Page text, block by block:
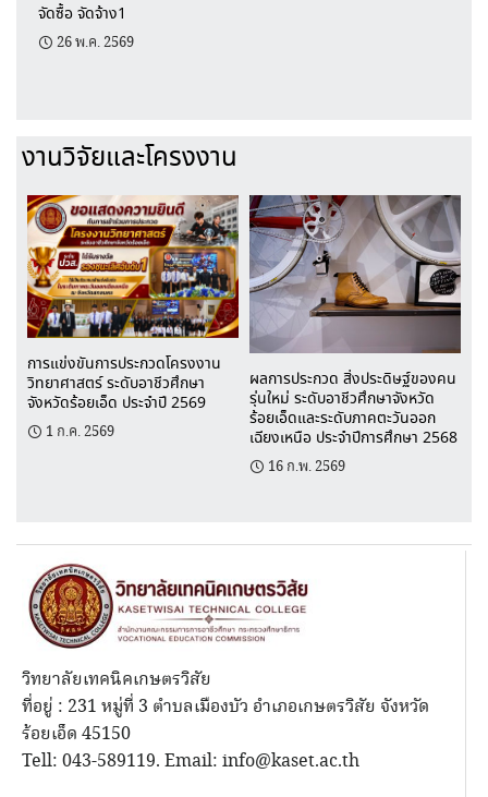
จัดซื้อ จัดจ้าง1
26 พ.ค. 2569
งานวิจัยและโครงงาน
การแข่งขันการประกวดโครงงาน
วิทยาศาสตร์ ระดับอาชีวศึกษา
จังหวัดร้อยเอ็ด ประจำปี 2569
1 ก.ค. 2569
ผลการประกวด สิ่งประดิษฐ์ของคน
รุ่นใหม่ ระดับอาชีวศึกษาจังหวัด
ร้อยเอ็ดและระดับภาคตะวันออก
เฉียงเหนือ ประจำปีการศึกษา 2568
16 ก.พ. 2569
วิทยาลัยเทคนิคเกษตรวิสัย
ที่อยู่ : 231 หมู่ที่ 3 ตำบลเมืองบัว อำเภอเกษตรวิสัย จังหวัด
ร้อยเอ็ด 45150
Tell: 043-589119. Email: info@kaset.ac.th